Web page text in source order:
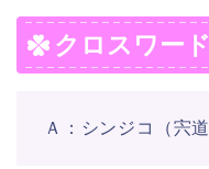
クロスワー
Ａ：シンジコ（宍道